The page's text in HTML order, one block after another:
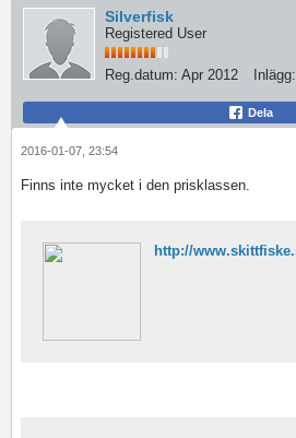
Silverfisk
Registered User
Reg.datum: Apr 2012 Inlägg:
Dela
2016-01-07, 23:54
Finns inte mycket i den prisklassen.